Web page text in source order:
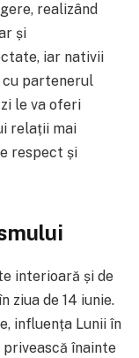
realizând
și
iar nativii
cu partenerul
le va oferi
relații mai
respect și
interioară și de
ziua de 14 iunie.
influența Lunii în
privească înainte